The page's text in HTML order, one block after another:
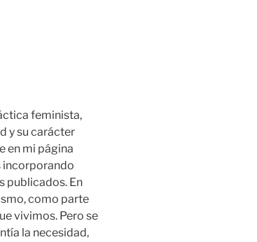
feminista,
y su carácter
en mi página
incorporando
publicados. En
como parte
vivimos. Pero se
la necesidad,